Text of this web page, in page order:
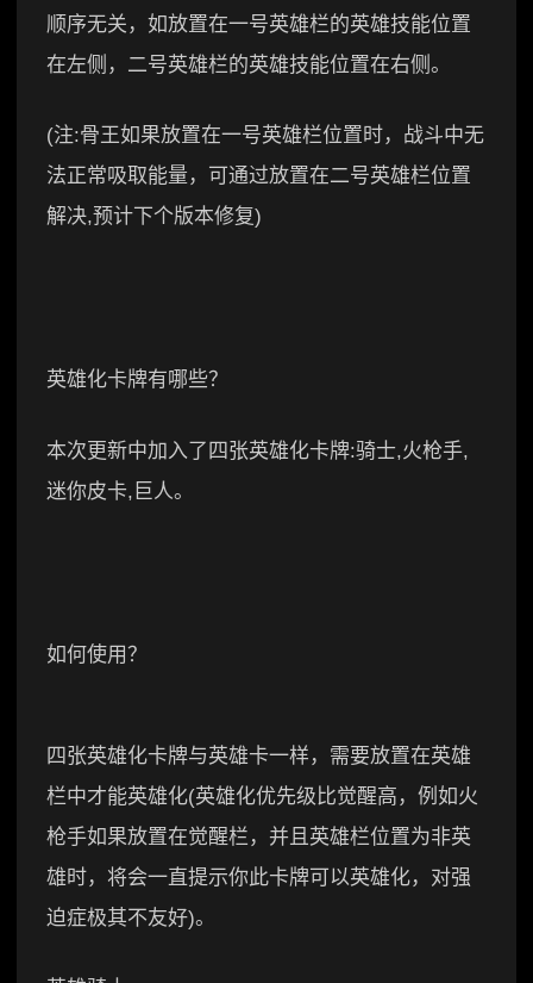
顺序无关，如放置在一号英雄栏的英雄技能位置
在左侧，二号英雄栏的英雄技能位置在右侧。
(注:骨王如果放置在一号英雄栏位置时，战斗中无
法正常吸取能量，可通过放置在二号英雄栏位置
解决,预计下个版本修复)
英雄化卡牌有哪些？
本次更新中加入了四张英雄化卡牌:骑士,火枪手,
迷你皮卡,巨人。
如何使用？
四张英雄化卡牌与英雄卡一样，需要放置在英雄
栏中才能英雄化(英雄化优先级比觉醒高，例如火
枪手如果放置在觉醒栏，并且英雄栏位置为非英
雄时，将会一直提示你此卡牌可以英雄化，对强
迫症极其不友好)。